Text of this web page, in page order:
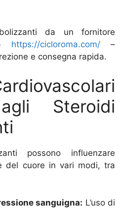
da un fornitore
https://cicloroma.com/–
e consegna rapida.
Steroidi
possono influenzare
del cuore in vari modi, tra
sanguigna: L’uso di